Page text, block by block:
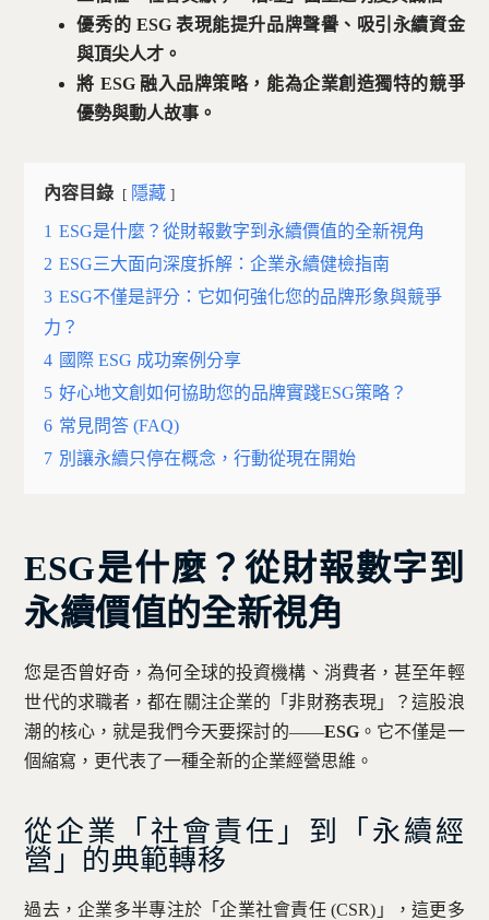
優秀的 ESG 表現能提升品牌聲譽、吸引永續資金
與頂尖人才。
將 ESG 融入品牌策略，能為企業創造獨特的競爭
優勢與動人故事。
內容目錄 隱藏
1 ESG是什麼？從財報數字到永續價值的全新視角
2 ESG三大面向深度拆解：企業永續健檢指南
3 ESG不僅是評分：它如何強化您的品牌形象與競爭
力？
4 國際 ESG 成功案例分享
5 好心地文創如何協助您的品牌實踐ESG策略？
6 常見問答 (FAQ)
7 別讓永續只停在概念，行動從現在開始
ESG是什麼？從財報數字到
永續價值的全新視角
您是否曾好奇，為何全球的投資機構、消費者，甚至年輕
世代的求職者，都在關注企業的「非財務表現」？這股浪
潮的核心，就是我們今天要探討的——ESG。它不僅是一
個縮寫，更代表了一種全新的企業經營思維。
從企業「社會責任」到「永續經
營」的典範轉移
過去，企業多半專注於「企業社會責任 (CSR)」，這更多